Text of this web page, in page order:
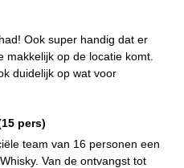
Ook super handig dat er
op de locatie komt.
duidelijk op wat voor
pers)
team van 16 personen een
Van de ontvangst tot